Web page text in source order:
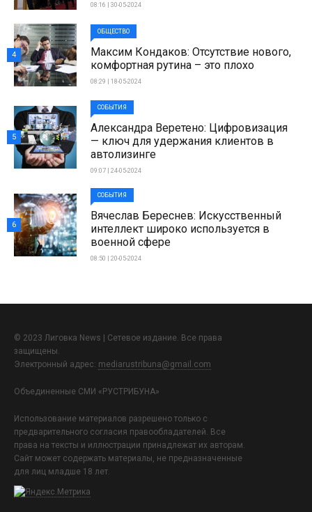
08:16 | 30-05-2024
ОБЩЕСТВО
Максим Кондаков: Отсутствие нового,
комфортная рутина – это плохо
08:29 | 18-05-2024
4
СОБЫТИЯ
Александра Веретено: Цифровизация
— ключ для удержания клиентов в
автолизинге
09:07 | 24-05-2024
5
СОБЫТИЯ
Вячеслав Береснев: Искусственный
интеллект широко используется в
военной сфере
08:50 | 20-05-2024
6
© 2023 Лиговка News | Сетевое издание. Все права
защищены.
Электронный адрес: mediarustribuna@gmail.com
Объединенные СМИ «РУСТРИБУНА»
Использование материалов разрешено только с
предварительного согласия правообладателей. Все
права на тексты и иллюстрации принадлежат их авторам.
Сайт может содержать материалы, не предназначенные
для лиц младше 18 лет.